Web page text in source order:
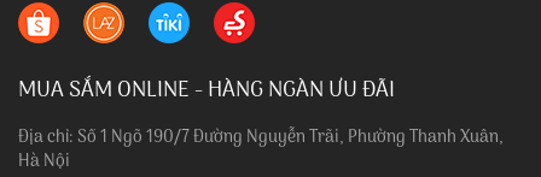
MUA SẮM ONLINE - HÀNG NGÀN ƯU ĐÃI
Địa chỉ: Số 1 Ngõ 190/7 Đường Nguyễn Trãi, Phường Thanh Xuân,
Hà Nội